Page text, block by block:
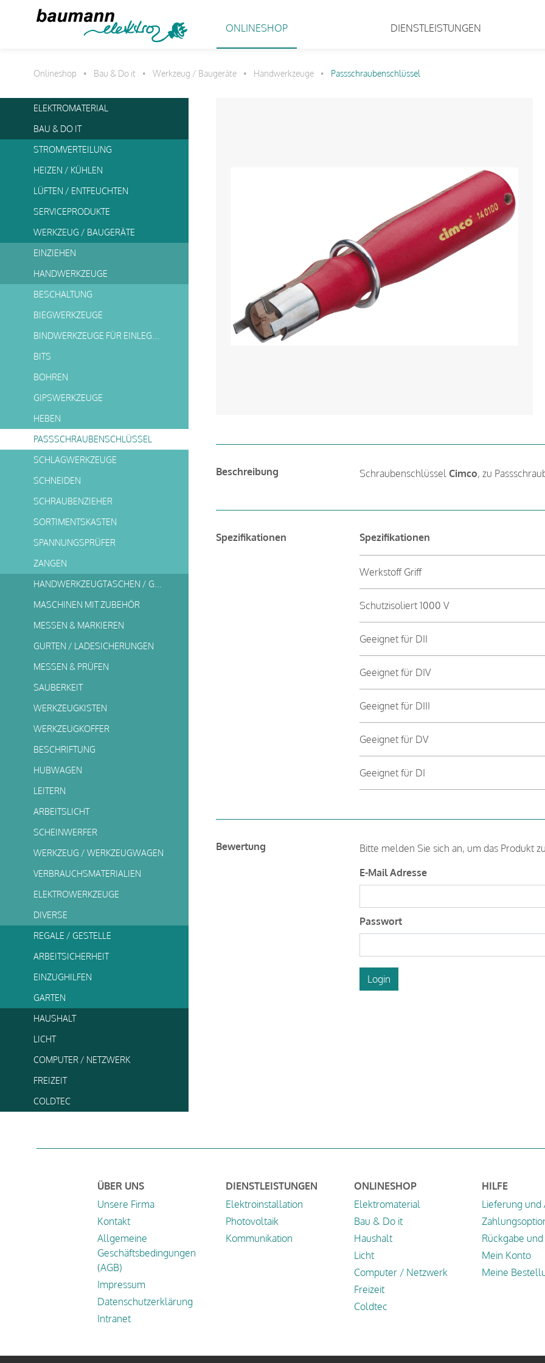
ONLINESHOP DIENSTLEISTUNGEN
Onlineshop • Bau & Do it • Werkzeug / Baugeräte • Handwerkzeuge • Passschraubenschlüssel
ELEKTROMATERIAL
BAU & DO IT
STROMVERTEILUNG
HEIZEN / KÜHLEN
LÜFTEN / ENTFEUCHTEN
SERVICEPRODUKTE
WERKZEUG / BAUGERÄTE
EINZIEHEN
HANDWERKZEUGE
BESCHALTUNG
BIEGWERKZEUGE
BITS
BOHREN
GIPSWERKZEUGE
HEBEN
PASSSCHRAUBENSCHLÜSSEL
SCHLAGWERKZEUGE
SCHNEIDEN
SCHRAUBENZIEHER
SORTIMENTSKASTEN
SPANNUNGSPRÜFER
ZANGEN
MASCHINEN MIT ZUBEHÖR
MESSEN & MARKIEREN
GURTEN / LADESICHERUNGEN
MESSEN & PRÜFEN
SAUBERKEIT
WERKZEUGKISTEN
WERKZEUGKOFFER
BESCHRIFTUNG
HUBWAGEN
LEITERN
ARBEITSLICHT
SCHEINWERFER
WERKZEUG / WERKZEUGWAGEN
VERBRAUCHSMATERIALIEN
ELEKTROWERKZEUGE
DIVERSE
REGALE / GESTELLE
ARBEITSICHERHEIT
EINZUGHILFEN
GARTEN
HAUSHALT
LICHT
COMPUTER / NETZWERK
FREIZEIT
COLDTEC
Beschreibung Schraubenschlüssel Cimco, zu
Spezifikationen Spezifikationen
Werkstoff Griff
Schutzisoliert 1000 V
Geeignet für DII
Geeignet für DIV
Geeignet für DIII
Geeignet für DV
Geeignet für DI
Bewertung
Bitte melden Sie sich an, um das Produkt
E-Mail Adresse
Passwort
Login
ÜBER UNS
Unsere Firma
Kontakt
Allgemeine
Geschäftsbedingungen
(AGB)
Impressum
Datenschutzerklärung
Intranet
DIENSTLEISTUNGEN
Elektroinstallation
Photovoltaik
Kommunikation
ONLINESHOP
Elektromaterial
Bau & Do it
Haushalt
Licht
Computer / Netzwerk
Freizeit
Coldtec
HILFE
Lieferung und
Rückgabe
Mein Konto
Meine